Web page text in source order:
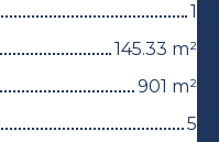
1
145.33 m²
901 m²
5